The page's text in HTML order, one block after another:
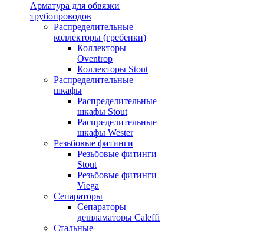
Арматура для обвязки
трубопроводов
Распределительные
коллекторы (гребенки)
Коллекторы
Oventrop
Коллекторы Stout
Распределительные
шкафы
Распределительные
шкафы Stout
Распределительные
шкафы Wester
Резьбовые фитинги
Резьбовые фитинги
Stout
Резьбовые фитинги
Viega
Сепараторы
Сепараторы
дешламаторы Caleffi
Стальные